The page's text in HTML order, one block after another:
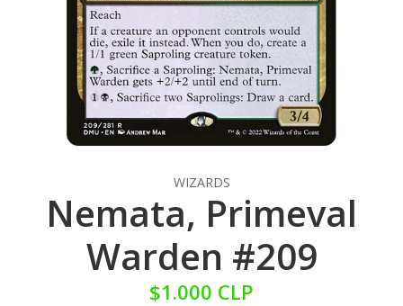
WIZARDS
Nemata, Primeval
Warden #209
$1.000 CLP